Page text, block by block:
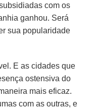
com os
ganhou. Será
sua popularidade
E as cidades que
ostensiva do
mais eficaz.
com as outras, e